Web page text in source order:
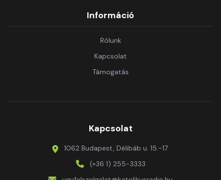
Információ
Rólunk
Kapcsolat
Támogatás
Kapcsolat
1062 Budapest, Délibáb u. 15.-17.
(+36 1) 255-3333